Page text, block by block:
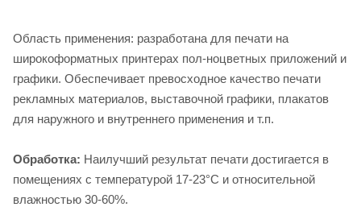
Область применения: разработана для печати на
широкоформатных принтерах пол-ноцветных приложений и
графики. Обеспечивает превосходное качество печати
рекламных материалов, выставочной графики, плакатов
для наружного и внутреннего применения и т.п.
Обработка: Наилучший результат печати достигается в
помещениях с температурой 17-23°C и относительной
влажностью 30-60%.